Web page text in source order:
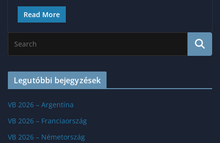
Read More
Legutóbbi bejegyzések
VB 2026 – Argentína
VB 2026 – Franciaország
VB 2026 – Németország